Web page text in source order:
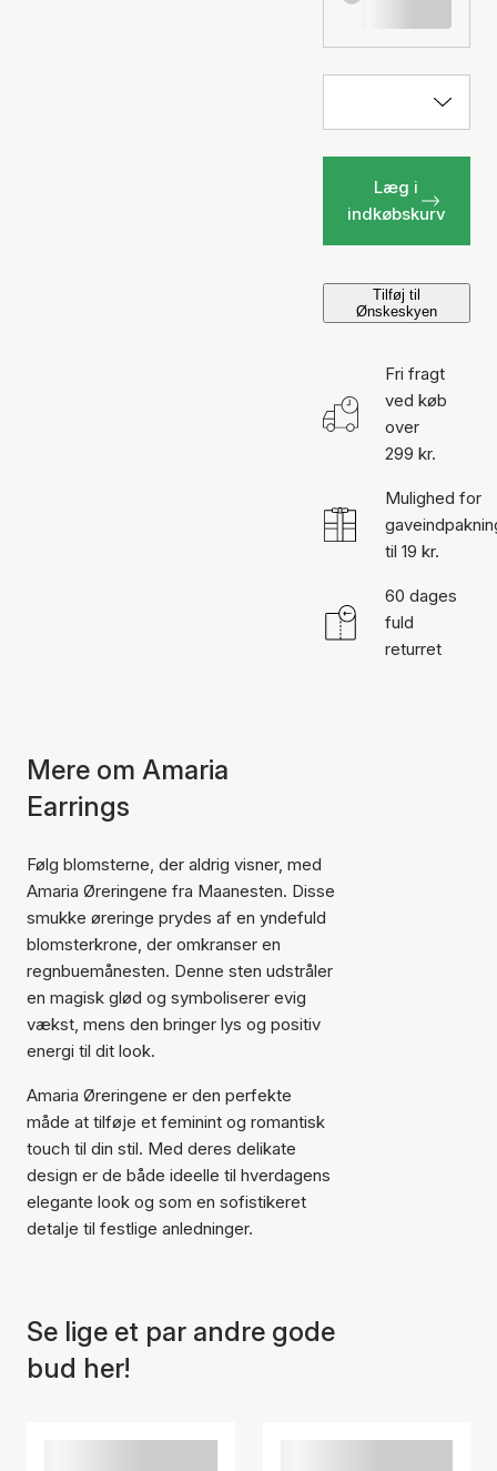
Læg i
indkøbskurv
Tilføj til
Ønskeskyen
Varen er tilføjet til kurven
Fri fragt
ved køb
over
299 kr.
Mulighed for
til 19 kr.
60 dages
fuld
returret
Mere om Amaria
Earrings
Følg blomsterne, der aldrig visner, med
Amaria Øreringene fra Maanesten. Disse
smukke øreringe prydes af en yndefuld
blomsterkrone, der omkranser en
regnbuemånesten. Denne sten udstråler
en magisk glød og symboliserer evig
vækst, mens den bringer lys og positiv
energi til dit look.
Amaria Øreringene er den perfekte
måde at tilføje et feminint og romantisk
touch til din stil. Med deres delikate
design er de både ideelle til hverdagens
elegante look og som en sofistikeret
detalje til festlige anledninger.
Se lige et par andre gode
bud her!